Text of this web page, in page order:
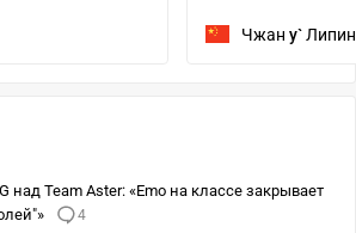
Чжан y` Липин
над Team Aster: «Emo на классе закрывает
4